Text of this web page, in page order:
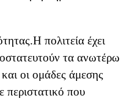
πολιτεία έχει
τα ανωτέρω
οι ομάδες άμεσης
περιστατικό που